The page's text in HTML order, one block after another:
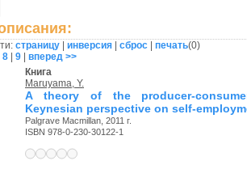
страницу инверсия сброс печать(0)
8 9 вперед >>
Книга
Maruyama, Y.
A theory of the producer-
Keynesian perspective on self-
Palgrave Macmillan, 2011 г.
ISBN 978-0-230-30122-1